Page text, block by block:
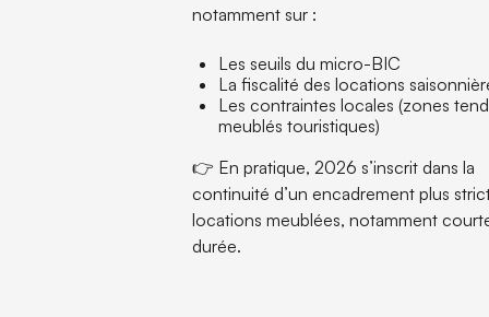
notamment sur :
Les seuils du micro-BIC
La fiscalité des locations
Les contraintes locales (zones
meublés touristiques)
👉 En pratique, 2026 s’inscrit dans la
continuité d’un encadrement plus
locations meublées, notamment
durée.